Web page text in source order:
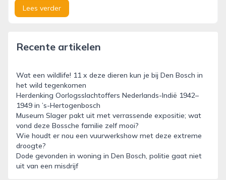
Lees verder
Recente artikelen
Wat een wildlife! 11 x deze dieren kun je bij Den Bosch in
het wild tegenkomen
Herdenking Oorlogsslachtoffers Nederlands-Indië 1942–
1949 in ’s-Hertogenbosch
Museum Slager pakt uit met verrassende expositie; wat
vond deze Bossche familie zelf mooi?
Wie houdt er nou een vuurwerkshow met deze extreme
droogte?
Dode gevonden in woning in Den Bosch, politie gaat niet
uit van een misdrijf